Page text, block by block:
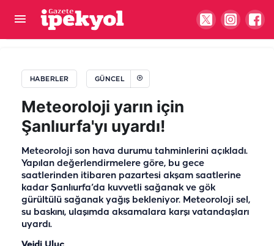
HABERLER GÜNCEL
Meteoroloji yarın için
Şanlıurfa'yı uyardı!
Meteoroloji son hava durumu tahminlerini açıkladı.
Yapılan değerlendirmelere göre, bu gece
saatlerinden itibaren pazartesi akşam saatlerine
kadar Şanlıurfa’da kuvvetli sağanak ve gök
gürültülü sağanak yağış bekleniyor. Meteoroloji sel,
su baskını, ulaşımda aksamalara karşı vatandaşları
uyardı.
GİB 860 personel alacak: Şanlıurfa’daki kadro